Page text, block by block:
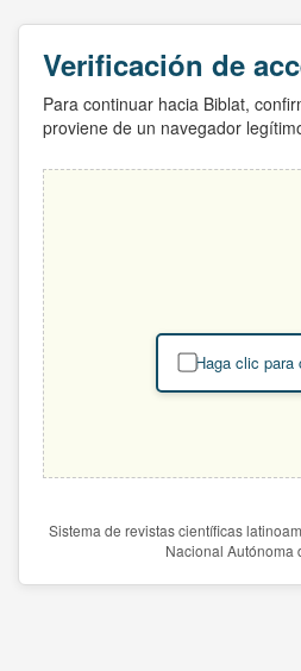
Verificación de
Para continuar hacia Biblat,
proviene de un navegador
Haga clic para
Sistema de revistas científicas
Nacional Autónoma